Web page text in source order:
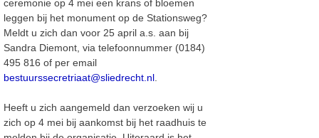
ceremonie op 4 mei een krans of bloemen
leggen bij het monument op de Stationsweg?
Meldt u zich dan voor 25 april a.s. aan bij
Sandra Diemont, via telefoonnummer (0184)
495 816 of per email
bestuurssecretriaat@sliedrecht.nl.
Heeft u zich aangemeld dan verzoeken wij u
zich op 4 mei bij aankomst bij het raadhuis te